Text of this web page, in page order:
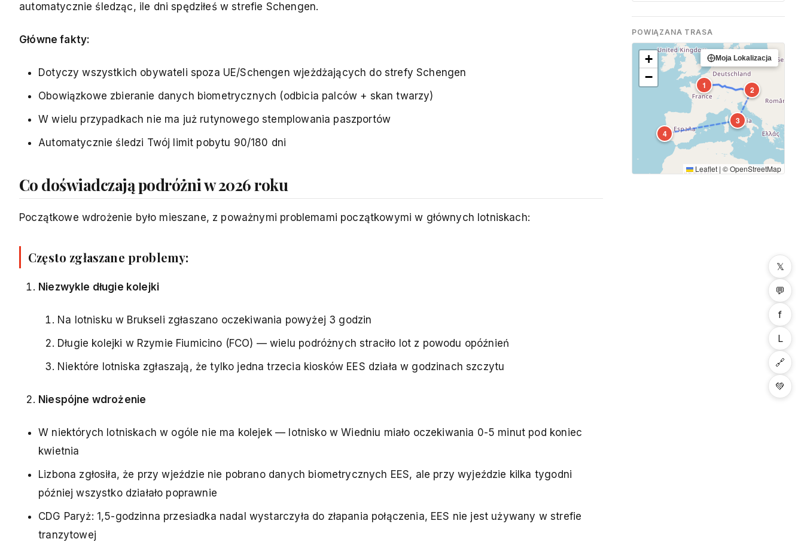
automatycznie śledząc, ile dni spędziłeś w strefie Schengen.
Główne fakty:
Dotyczy wszystkich obywateli spoza UE/Schengen wjeżdżających do strefy Schengen
Obowiązkowe zbieranie danych biometrycznych (odbicia palców + skan twarzy)
W wielu przypadkach nie ma już rutynowego stemplowania paszportów
Automatycznie śledzi Twój limit pobytu 90/180 dni
Co doświadczają podróżni w 2026 roku
Początkowe wdrożenie było mieszane, z poważnymi problemami początkowymi w głównych lotniskach:
Często zgłaszane problemy:
Niezwykle długie kolejki
Na lotnisku w Brukseli zgłaszano oczekiwania powyżej 3 godzin
Długie kolejki w Rzymie Fiumicino (FCO) — wielu podróżnych straciło lot z powodu opóźnień
Niektóre lotniska zgłaszają, że tylko jedna trzecia kiosków EES działa w godzinach szczytu
Niespójne wdrożenie
W niektórych lotniskach w ogóle nie ma kolejek — lotnisko w Wiedniu miało oczekiwania 0-5 minut pod koniec
kwietnia
Lizbona zgłosiła, że przy wjeździe nie pobrano danych biometrycznych EES, ale przy wyjeździe kilka tygodni
później wszystko działało poprawnie
CDG Paryż: 1,5-godzinna przesiadka nadal wystarczyła do złapania połączenia, EES nie jest używany w strefie
tranzytowej
POWIĄZANA TRASA
1 2
3
4
+
−
Moja Lokalizacja
Leaflet | ©OpenStreetMap
𝕏
💬
f
L
🔗
💚